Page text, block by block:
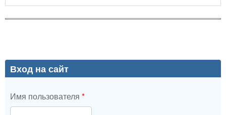
Вход на сайт
Имя пользователя *